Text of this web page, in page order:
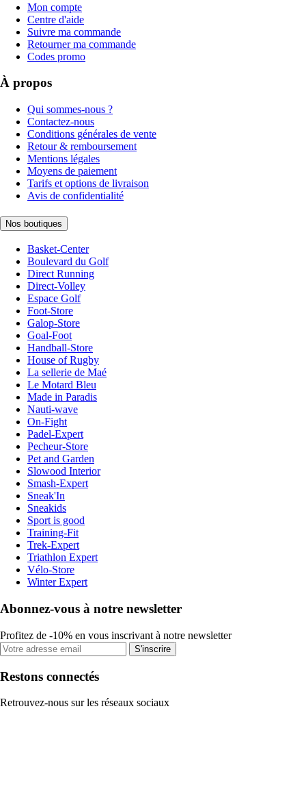
Mon compte
Centre d'aide
Suivre ma commande
Retourner ma commande
Codes promo
À propos
Qui sommes-nous ?
Contactez-nous
Conditions générales de vente
Retour & remboursement
Mentions légales
Moyens de paiement
Tarifs et options de livraison
Avis de confidentialité
Nos boutiques
Basket-Center
Boulevard du Golf
Direct Running
Direct-Volley
Espace Golf
Foot-Store
Galop-Store
Goal-Foot
Handball-Store
House of Rugby
La sellerie de Maé
Le Motard Bleu
Made in Paradis
Nauti-wave
On-Fight
Padel-Expert
Pecheur-Store
Pet and Garden
Slowood Interior
Smash-Expert
Sneak'In
Sneakids
Sport is good
Training-Fit
Trek-Expert
Triathlon Expert
Vélo-Store
Winter Expert
Abonnez-vous à notre newsletter
Profitez de -10% en vous inscrivant à notre newsletter
S'inscrire
Restons connectés
Retrouvez-nous sur les réseaux sociaux